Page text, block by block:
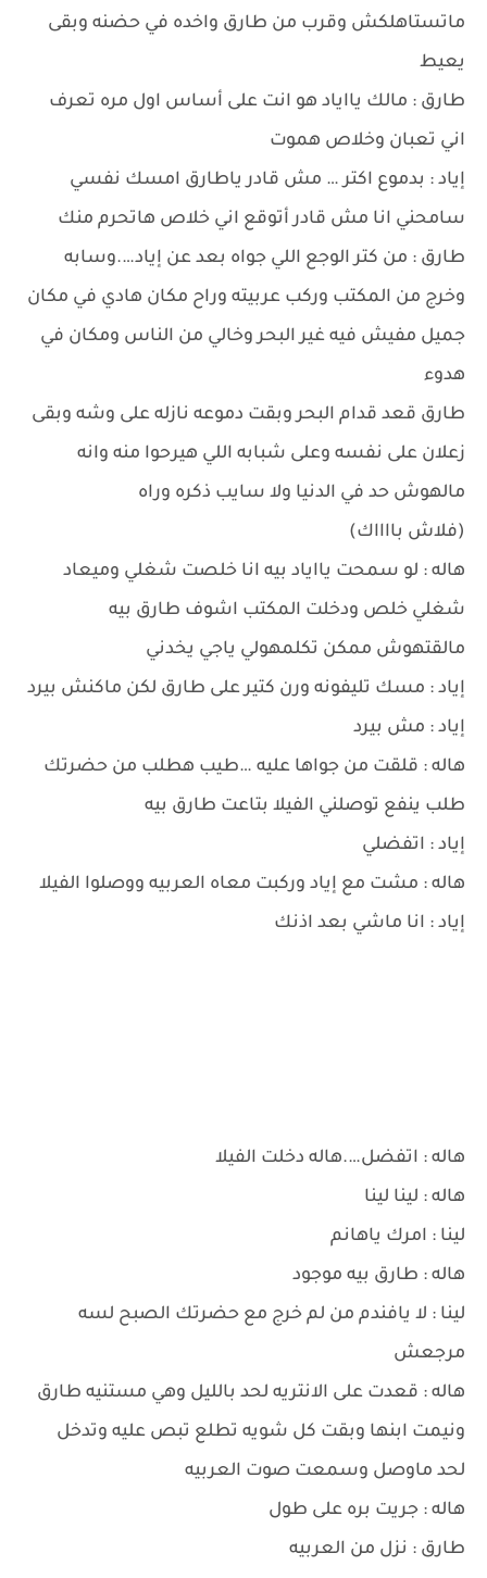
ماتستاهلكش وقرب من طارق واخده في حضنه وبقى
يعيط
طارق : مالك يااياد هو انت على أساس اول مره تعرف
اني تعبان وخلاص هموت
إياد : بدموع اكتر … مش قادر ياطارق امسك نفسي
سامحني انا مش قادر أتوقع اني خلاص هاتحرم منك
طارق : من كتر الوجع اللي جواه بعد عن إياد….وسابه
وخرج من المكتب وركب عربيته وراح مكان هادي في مكان
جميل مفيش فيه غير البحر وخالي من الناس ومكان في
هدوء
طارق قعد قدام البحر وبقت دموعه نازله على وشه وبقى
زعلان على نفسه وعلى شبابه اللي هيرحوا منه وانه
مالهوش حد في الدنيا ولا سايب ذكره وراه
(فلاش بااااك)
هاله : لو سمحت يااياد بيه انا خلصت شغلي وميعاد
شغلي خلص ودخلت المكتب اشوف طارق بيه
مالقتهوش ممكن تكلمهولي ياجي يخدني
إياد : مسك تليفونه ورن كتير على طارق لكن ماكنش بيرد
إياد : مش بيرد
هاله : قلقت من جواها عليه …طيب هطلب من حضرتك
طلب ينفع توصلني الفيلا بتاعت طارق بيه
إياد : اتفضلي
هاله : مشت مع إياد وركبت معاه العربيه ووصلوا الفيلا
إياد : انا ماشي بعد اذنك
هاله : اتفضل….هاله دخلت الفيلا
هاله : لينا لينا
لينا : امرك ياهانم
هاله : طارق بيه موجود
لينا : لا يافندم من لم خرج مع حضرتك الصبح لسه
مرجعش
هاله : قعدت على الانتريه لحد بالليل وهي مستنيه طارق
ونيمت ابنها وبقت كل شويه تطلع تبص عليه وتدخل
لحد ماوصل وسمعت صوت العربيه
هاله : جريت بره على طول
طارق : نزل من العربيه